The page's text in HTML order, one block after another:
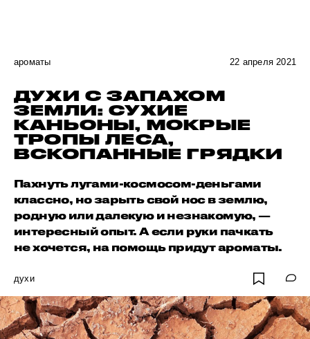
ароматы 22 апреля 2021
ДУХИ С ЗАПАХОМ
ЗЕМЛИ: СУХИЕ
КАНЬОНЫ, МОКРЫЕ
ТРОПЫ ЛЕСА,
ВСКОПАННЫЕ ГРЯДКИ
Пахнуть лугами-космосом-деньгами
классно, но зарыть свой нос в землю,
родную или далекую и незнакомую, —
интересный опыт. А если руки пачкать
не хочется, на помощь придут ароматы.
духи